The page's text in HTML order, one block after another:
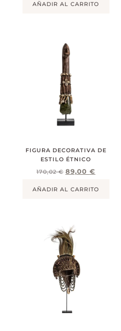
AÑADIR AL CARRITO
FIGURA DECORATIVA DE
ESTILO ÉTNICO
170,02€ 89,00 €
AÑADIR AL CARRITO